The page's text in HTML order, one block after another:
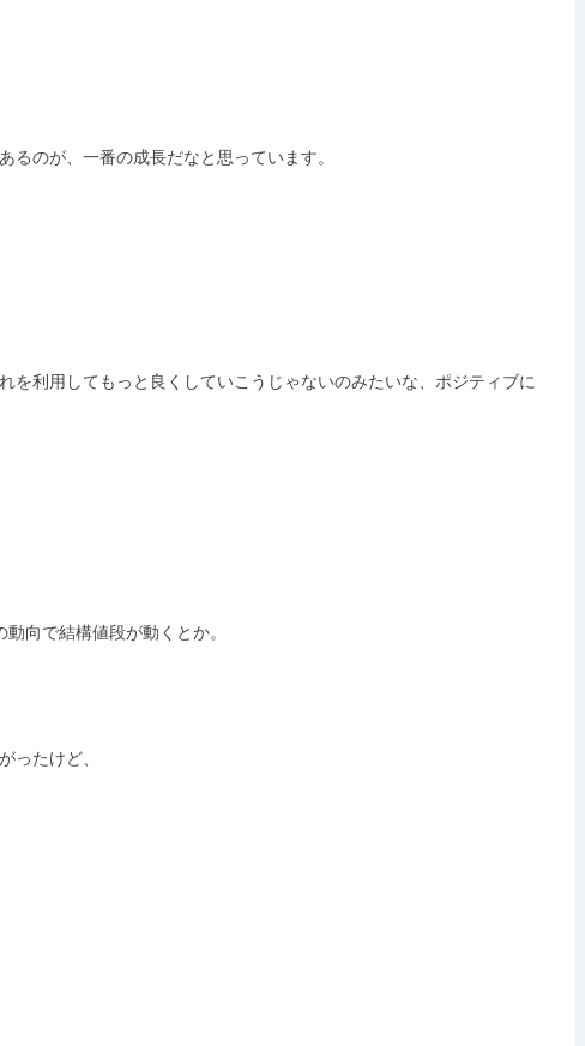
のが、一番の成長だなと思っています。
利用してもっと良くしていこうじゃないのみたいな、ポジティブに
向で結構値段が動くとか。
ったけど、